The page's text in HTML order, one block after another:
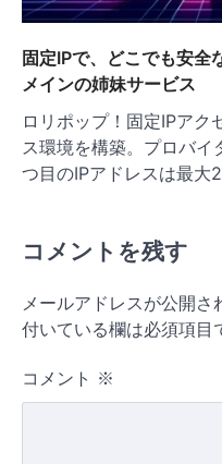
固定IPで、どこでも安
メインの姉妹サービス
ロリポップ！固定IPアク
ス環境を構築。プロバイ
つ目のIPアドレスは最大
コメントを残す
メールアドレスが公開さ
付いている欄は必須項目
コメント ※